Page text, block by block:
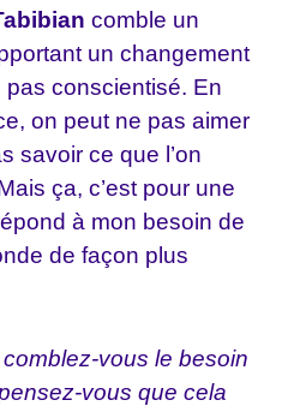
comble un
un changement
conscientisé. En
on peut ne pas aimer
savoir ce que l’on
ça, c’est pour une
à mon besoin de
de façon plus
vous le besoin
vous que cela